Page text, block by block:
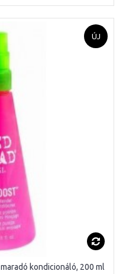
ÚJ
kondicionáló, 200 ml